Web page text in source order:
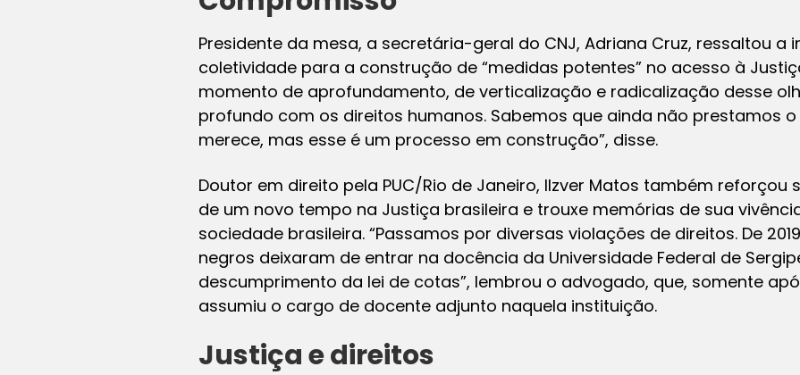
Presidente da mesa, a secretária-geral do CNJ, Adriana Cruz, ressaltou a
coletividade para a construção de “medidas potentes” no acesso à
momento de aprofundamento, de verticalização e radicalização desse
profundo com os direitos humanos. Sabemos que ainda não prestamos
merece, mas esse é um processo em construção”, disse.
Doutor em direito pela PUC/Rio de Janeiro, Ilzver Matos também reforçou
de um novo tempo na Justiça brasileira e trouxe memórias de sua
sociedade brasileira. “Passamos por diversas violações de direitos. De
negros deixaram de entrar na docência da Universidade Federal de
descumprimento da lei de cotas”, lembrou o advogado, que, somente
assumiu o cargo de docente adjunto naquela instituição.
Justiça e direitos